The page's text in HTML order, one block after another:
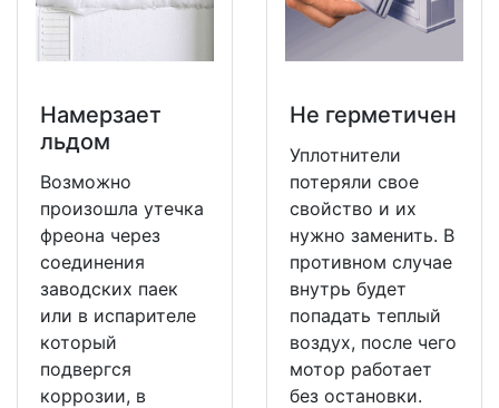
Намерзает
льдом
Возможно
произошла утечка
фреона через
соединения
заводских паек
или в испарителе
который
подвергся
коррозии, в
Не герметичен
Уплотнители
потеряли свое
свойство и их
нужно заменить. В
противном случае
внутрь будет
попадать теплый
воздух, после чего
мотор работает
без остановки.